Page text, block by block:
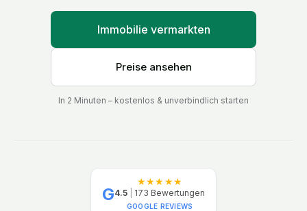
Immobilie vermarkten
Preise ansehen
In 2 Minuten – kostenlos & unverbindlich starten
G
★★★★★
4.5 173 Bewertungen
GOOGLE REVIEWS